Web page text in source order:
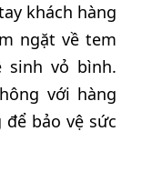
khách hàng
ngặt về tem
sinh vỏ bình.
với hàng
bảo vệ sức